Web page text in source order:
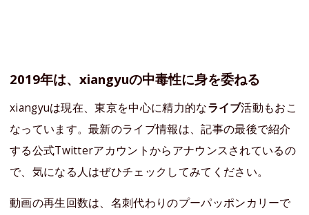
2019年は、xiangyuの中毒性に身を委ねる
xiangyuは現在、東京を中心に精力的なライブ活動もおこ
なっています。最新のライブ情報は、記事の最後で紹介
する公式Twitterアカウントからアナウンスされているの
で、気になる人はぜひチェックしてみてください。
動画の再生回数は、名刺代わりのプーパッポンカリーで